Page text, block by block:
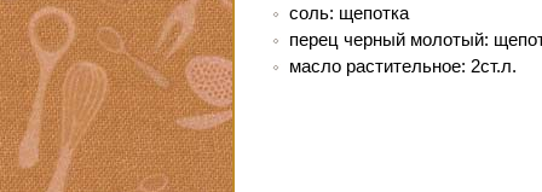
соль: щепотка
перец черный молотый:
масло растительное: 2ст.л.